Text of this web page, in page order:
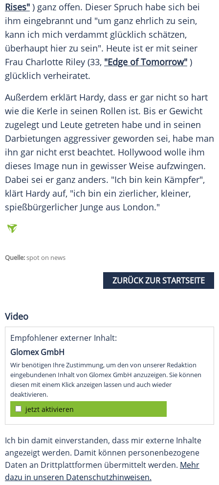
Rises" ) ganz offen. Dieser Spruch habe sich bei
ihm eingebrannt und "um ganz ehrlich zu sein,
kann ich mich verdammt glücklich schätzen,
überhaupt hier zu sein". Heute ist er mit seiner
Frau Charlotte Riley (33, "Edge of Tomorrow" )
glücklich verheiratet.
Außerdem erklärt Hardy, dass er gar nicht so hart
wie die Kerle in seinen Rollen ist. Bis er Gewicht
zugelegt und Leute getreten habe und in seinen
Darbietungen aggressiver geworden sei, habe man
ihn gar nicht erst beachtet. Hollywood wolle ihm
dieses Image nun in gewisser Weise aufzwingen.
Dabei sei er ganz anders. "Ich bin kein Kämpfer",
klärt Hardy auf, "ich bin ein zierlicher, kleiner,
spießbürgerlicher Junge aus London."
Quelle:spot on news
ZURÜCK ZUR STARTSEITE
Video
Empfohlener externer Inhalt:
Glomex GmbH
Wir benötigen Ihre Zustimmung, um den von unserer Redaktion
eingebundenen Inhalt von Glomex GmbH anzuzeigen. Sie können
diesen mit einem Klick anzeigen lassen und auch wieder
deaktivieren.
jetzt aktivieren
Ich bin damit einverstanden, dass mir externe Inhalte
angezeigt werden. Damit können personenbezogene
Daten an Drittplattformen übermittelt werden. Mehr
dazu in unseren Datenschutzhinweisen.